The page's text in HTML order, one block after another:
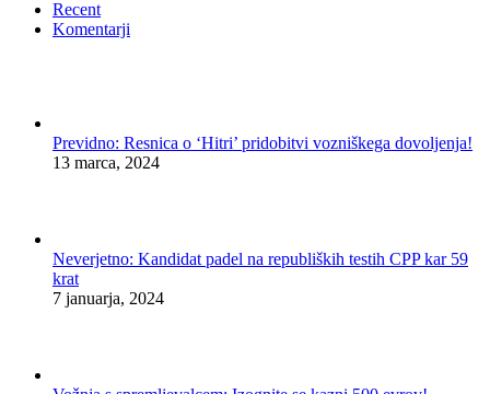
Recent
Komentarji
Previdno: Resnica o ‘Hitri’ pridobitvi vozniškega dovoljenja!
13 marca, 2024
Neverjetno: Kandidat padel na republiških testih CPP kar 59
krat
7 januarja, 2024